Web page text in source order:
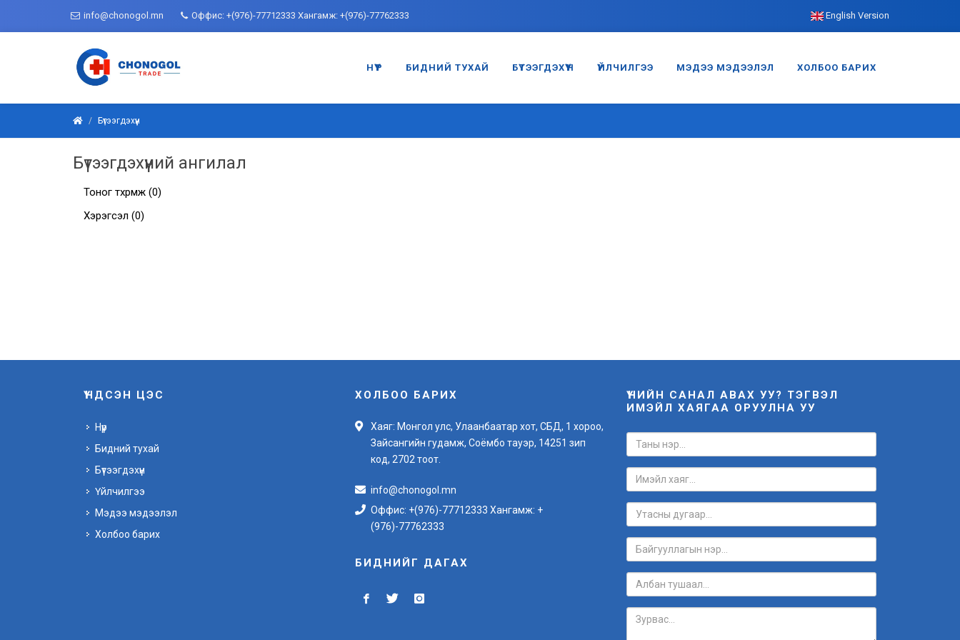
info@chonogol.mn Оффис: +(976)-77712333 Хангамж: +(976)-77762333 English Version
НҮҮР БИДНИЙ ТУХАЙ БҮТЭЭГДЭХҮҮН ҮЙЛЧИЛГЭЭ МЭДЭЭ МЭДЭЭЛЭЛ ХОЛБОО БАРИХ
Бүтээгдэхүүн
Бүтээгдэхүүний ангилал
Тоног төхөөрөмж (0)
Хэрэгсэл (0)
ҮНДСЭН ЦЭС
Нүүр
Бидний тухай
Бүтээгдэхүүн
Үйлчилгээ
Мэдээ мэдээлэл
Холбоо барих
ХОЛБОО БАРИХ
Хаяг: Монгол улс, Улаанбаатар хот, СБД, 1 хороо,
Зайсангийн гудамж, Соёмбо тауэр, 14251 зип
код, 2702 тоот.
info@chonogol.mn
Оффис: +(976)-77712333 Хангамж: +
(976)-77762333
БИДНИЙГ ДАГАХ
ҮНИЙН САНАЛ АВАХ УУ? ТЭГВЭЛ
ИМЭЙЛ ХАЯГАА ОРУУЛНА УУ